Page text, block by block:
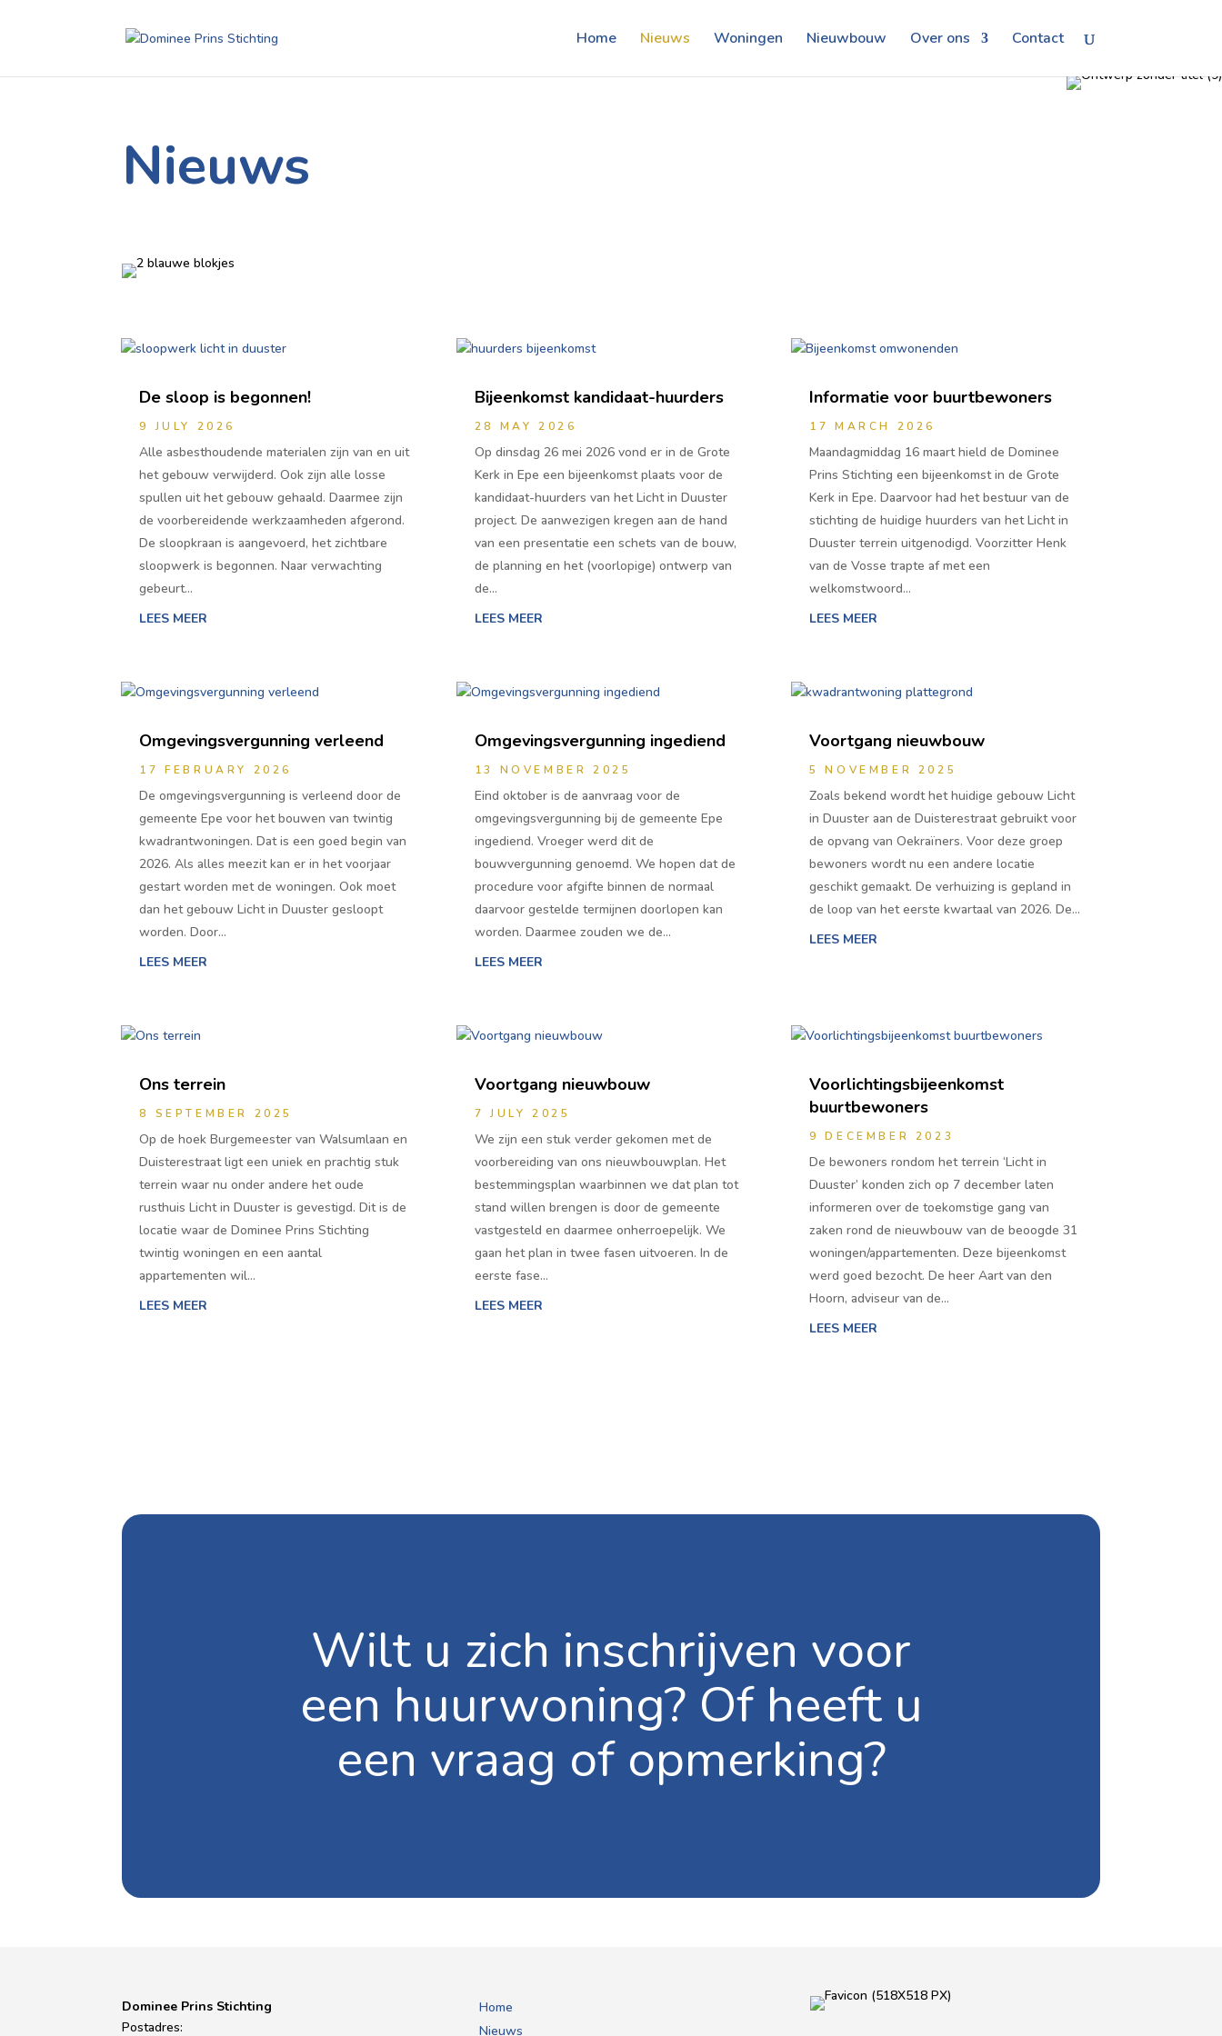
Home Nieuws Woningen Nieuwbouw Over ons Contact
Nieuws
De sloop is begonnen!
9 JULY 2026
Alle asbesthoudende materialen zijn van en uit
het gebouw verwijderd. Ook zijn alle losse
spullen uit het gebouw gehaald. Daarmee zijn
de voorbereidende werkzaamheden afgerond.
De sloopkraan is aangevoerd, het zichtbare
sloopwerk is begonnen. Naar verwachting
gebeurt…
LEES MEER
Bijeenkomst kandidaat-huurders
28 MAY 2026
Op dinsdag 26 mei 2026 vond er in de Grote
Kerk in Epe een bijeenkomst plaats voor de
kandidaat-huurders van het Licht in Duuster
project. De aanwezigen kregen aan de hand
van een presentatie een schets van de bouw,
de planning en het (voorlopige) ontwerp van
de…
LEES MEER
Informatie voor buurtbewoners
17 MARCH 2026
Maandagmiddag 16 maart hield de Dominee
Prins Stichting een bijeenkomst in de Grote
Kerk in Epe. Daarvoor had het bestuur van de
stichting de huidige huurders van het Licht in
Duuster terrein uitgenodigd. Voorzitter Henk
van de Vosse trapte af met een
welkomstwoord…
LEES MEER
Omgevingsvergunning verleend
17 FEBRUARY 2026
De omgevingsvergunning is verleend door de
gemeente Epe voor het bouwen van twintig
kwadrantwoningen. Dat is een goed begin van
2026. Als alles meezit kan er in het voorjaar
gestart worden met de woningen. Ook moet
dan het gebouw Licht in Duuster gesloopt
worden. Door…
LEES MEER
Omgevingsvergunning ingediend
13 NOVEMBER 2025
Eind oktober is de aanvraag voor de
omgevingsvergunning bij de gemeente Epe
ingediend. Vroeger werd dit de
bouwvergunning genoemd. We hopen dat de
procedure voor afgifte binnen de normaal
daarvoor gestelde termijnen doorlopen kan
worden. Daarmee zouden we de…
LEES MEER
Voortgang nieuwbouw
5 NOVEMBER 2025
Zoals bekend wordt het huidige gebouw Licht
in Duuster aan de Duisterestraat gebruikt voor
de opvang van Oekraïners. Voor deze groep
bewoners wordt nu een andere locatie
geschikt gemaakt. De verhuizing is gepland in
de loop van het eerste kwartaal van 2026. De…
LEES MEER
Ons terrein
8 SEPTEMBER 2025
Op de hoek Burgemeester van Walsumlaan en
Duisterestraat ligt een uniek en prachtig stuk
terrein waar nu onder andere het oude
rusthuis Licht in Duuster is gevestigd. Dit is de
locatie waar de Dominee Prins Stichting
twintig woningen en een aantal
appartementen wil…
LEES MEER
Voortgang nieuwbouw
7 JULY 2025
We zijn een stuk verder gekomen met de
voorbereiding van ons nieuwbouwplan. Het
bestemmingsplan waarbinnen we dat plan tot
stand willen brengen is door de gemeente
vastgesteld en daarmee onherroepelijk. We
gaan het plan in twee fasen uitvoeren. In de
eerste fase…
LEES MEER
Voorlichtingsbijeenkomst
buurtbewoners
9 DECEMBER 2023
De bewoners rondom het terrein ‘Licht in
Duuster’ konden zich op 7 december laten
informeren over de toekomstige gang van
zaken rond de nieuwbouw van de beoogde 31
woningen/appartementen. Deze bijeenkomst
werd goed bezocht. De heer Aart van den
Hoorn, adviseur van de…
LEES MEER
Wilt u zich inschrijven voor
een huurwoning? Of heeft u
een vraag of opmerking?
Dominee Prins Stichting
Postadres:
Home
Nieuws